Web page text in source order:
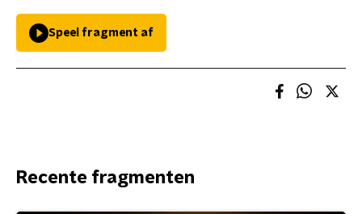
Speel fragment af
Recente fragmenten